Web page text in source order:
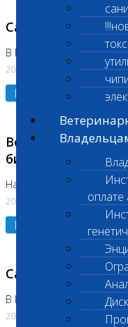
оплате
Санитарный день
В Бутово 21.07.2026
20.07.2026
Подробнее
Возобновлено
биохимических
На Нагорной
20.07.2026
Подробнее
Санитарный день
В Коломне 20.07.2026
20.07.2026